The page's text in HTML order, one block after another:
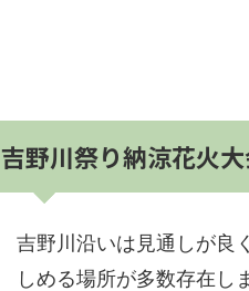
吉野川祭り納涼花火
吉野川沿いは見通しが良
しめる場所が多数存在し